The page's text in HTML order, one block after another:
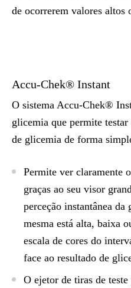
de ocorrerem valores altos
Accu-Chek® Instant
O sistema Accu-Chek®
glicemia que permite
de glicemia de forma
Permite ver claramente
graças ao seu visor
perceção instantânea
mesma está alta, baixa
escala de cores do
face ao resultado de
O ejetor de tiras de